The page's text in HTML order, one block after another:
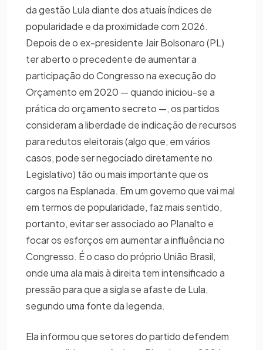
da gestão Lula diante dos atuais índices de
popularidade e da proximidade com 2026.
Depois de o ex-presidente Jair Bolsonaro (PL)
ter aberto o precedente de aumentar a
participação do Congresso na execução do
Orçamento em 2020 — quando iniciou-se a
prática do orçamento secreto —, os partidos
consideram a liberdade de indicação de recursos
para redutos eleitorais (algo que, em vários
casos, pode ser negociado diretamente no
Legislativo) tão ou mais importante que os
cargos na Esplanada. Em um governo que vai mal
em termos de popularidade, faz mais sentido,
portanto, evitar ser associado ao Planalto e
focar os esforços em aumentar a influência no
Congresso. É o caso do próprio União Brasil,
onde uma ala mais à direita tem intensificado a
pressão para que a sigla se afaste de Lula,
segundo uma fonte da legenda.
Ela informou que setores do partido defendem